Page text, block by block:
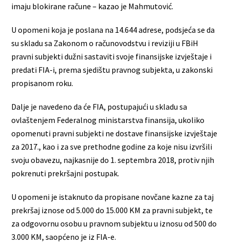
imaju blokirane račune – kazao je Mahmutović.
U opomeni koja je poslana na 14.644 adrese, podsjeća se da
su skladu sa Zakonom o računovodstvu i reviziji u FBiH
pravni subjekti dužni sastaviti svoje finansijske izvještaje i
predati FIA-i, prema sjedištu pravnog subjekta, u zakonski
propisanom roku.
Dalje je navedeno da će FIA, postupajući u skladu sa
ovlaštenjem Federalnog ministarstva finansija, ukoliko
opomenuti pravni subjekti ne dostave finansijske izvještaje
za 2017., kao i za sve prethodne godine za koje nisu izvršili
svoju obavezu, najkasnije do 1. septembra 2018, protiv njih
pokrenuti prekršajni postupak.
U opomeni je istaknuto da propisane novčane kazne za taj
prekršaj iznose od 5.000 do 15.000 KM za pravni subjekt, te
za odgovornu osobu u pravnom subjektu u iznosu od 500 do
3.000 KM, saopćeno je iz FIA-e.